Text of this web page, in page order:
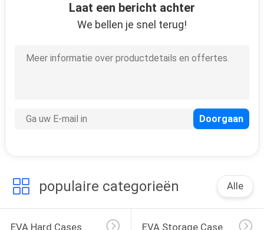
De Zakken van de
ritssluitingsbank
Laat een bericht achter
We bellen je snel terug!
populaire categorieën Alle
EVA Hard Cases EVA Storage Case